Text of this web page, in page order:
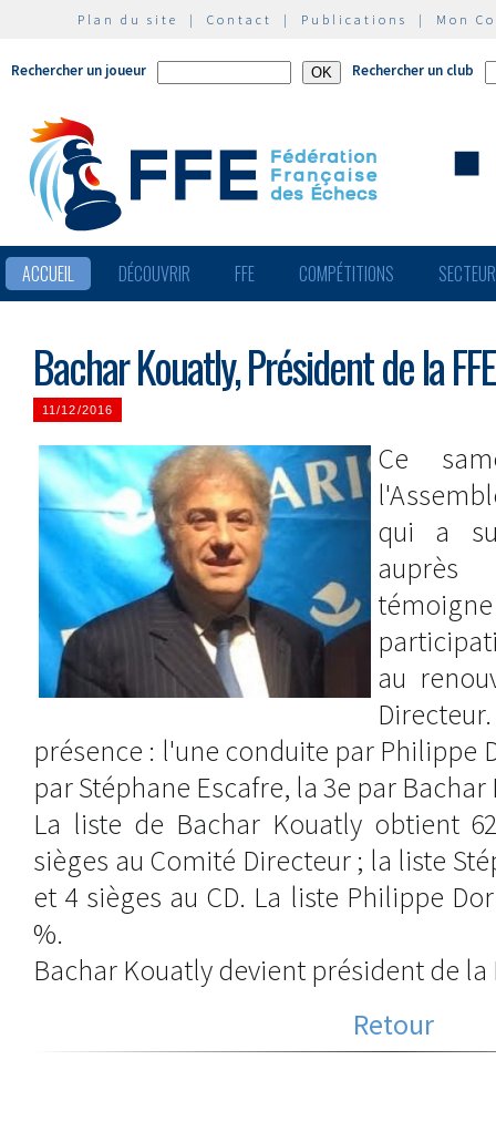
Plan du site | Contact | Publications | Mon
Rechercher un joueur Rechercher un club
ACCUEIL DÉCOUVRIR FFE COMPÉTITIONS
Bachar Kouatly, Président de la FFE
11/12/2016
Ce
qui a
au
présence : l'une conduite par Philippe
par Stéphane Escafre, la 3e par Bachar
La liste de Bachar Kouatly obtient
sièges au Comité Directeur ; la liste
et 4 sièges au CD. La liste Philippe
%.
Bachar Kouatly devient président de la
Retour